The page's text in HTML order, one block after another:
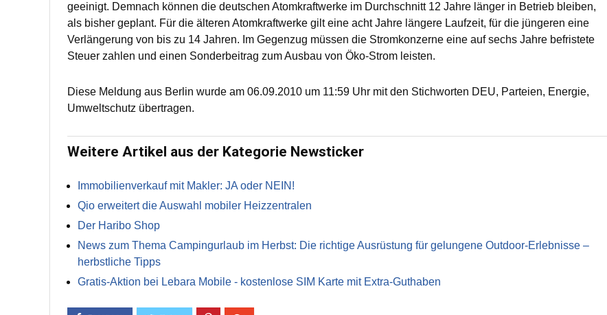
geeinigt. Demnach können die deutschen Atomkraftwerke im Durchschnitt 12 Jahre länger in Betrieb bleiben,
als bisher geplant. Für die älteren Atomkraftwerke gilt eine acht Jahre längere Laufzeit, für die jüngeren eine
Verlängerung von bis zu 14 Jahren. Im Gegenzug müssen die Stromkonzerne eine auf sechs Jahre befristete
Steuer zahlen und einen Sonderbeitrag zum Ausbau von Öko-Strom leisten.
Diese Meldung aus Berlin wurde am 06.09.2010 um 11:59 Uhr mit den Stichworten DEU, Parteien, Energie,
Umweltschutz übertragen.
Weitere Artikel aus der Kategorie Newsticker
Immobilienverkauf mit Makler: JA oder NEIN!
Qio erweitert die Auswahl mobiler Heizzentralen
Der Haribo Shop
News zum Thema Campingurlaub im Herbst: Die richtige Ausrüstung für gelungene Outdoor-Erlebnisse –
herbstliche Tipps
Gratis-Aktion bei Lebara Mobile - kostenlose SIM Karte mit Extra-Guthaben